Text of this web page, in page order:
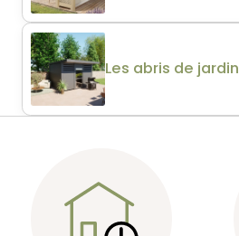
Les abris de jardin